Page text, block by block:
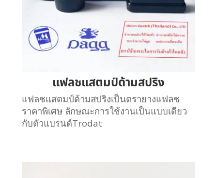
แฟลชแสตมป์ด้ามสปริง
แฟลชแสตมป์ด้ามสปริงเป็นตรายางแฟลช
ราคาพิเศษ ลักษณะการใช้งานเป็นแบบเดียว
กับตัวแบรนด์Trodat